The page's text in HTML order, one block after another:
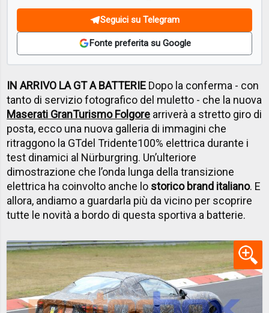
Seguici su Telegram
Fonte preferita su Google
IN ARRIVO LA GT A BATTERIE Dopo la conferma - con
tanto di servizio fotografico del muletto - che la nuova
Maserati GranTurismo Folgore arriverà a stretto giro di
posta, ecco una nuova galleria di immagini che
ritraggono la GTdel Tridente100% elettrica durante i
test dinamici al Nürburgring. Un’ulteriore
dimostrazione che l’onda lunga della transizione
elettrica ha coinvolto anche lo storico brand italiano. E
allora, andiamo a guardarla più da vicino per scoprire
tutte le novità a bordo di questa sportiva a batterie.